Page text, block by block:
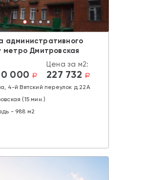
административного
метро Дмитровская
000 a
Цена за м2:
227 732 a
4-й Вятский переулок д.22А
(15 мин.)
- 988 м2